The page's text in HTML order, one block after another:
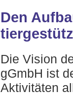
Den
Die Vision
gGmbH ist
Aktivitäten